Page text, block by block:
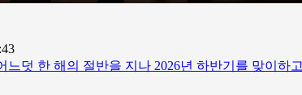
느덧 한 해의 절반을 지나 2026년 하반기를 맞이하